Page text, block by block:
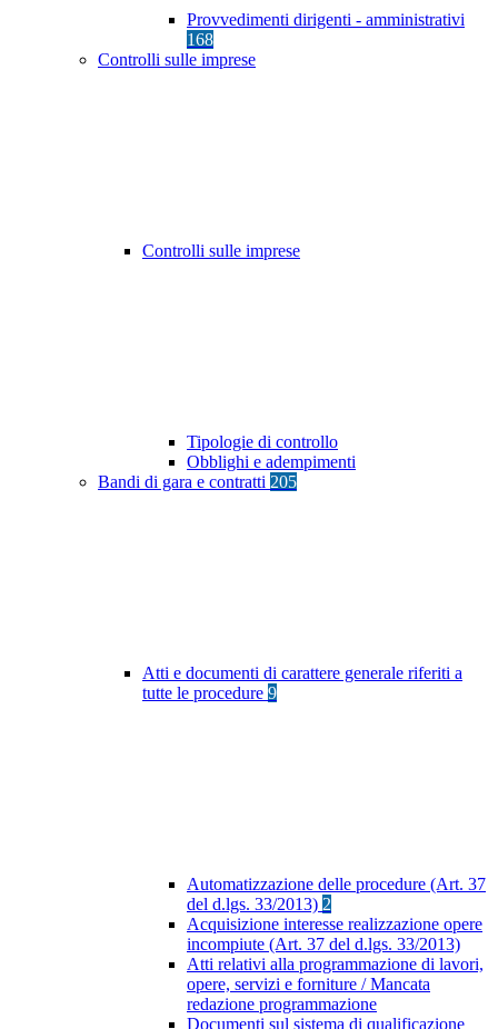
Provvedimenti dirigenti - amministrativi
168
Controlli sulle imprese
Controlli sulle imprese
Tipologie di controllo
Obblighi e adempimenti
Bandi di gara e contratti 205
Atti e documenti di carattere generale riferiti a
tutte le procedure 9
Automatizzazione delle procedure (Art. 37
del d.lgs. 33/2013) 2
Acquisizione interesse realizzazione opere
incompiute (Art. 37 del d.lgs. 33/2013)
Atti relativi alla programmazione di lavori,
opere, servizi e forniture / Mancata
redazione programmazione
Documenti sul sistema di qualificazione